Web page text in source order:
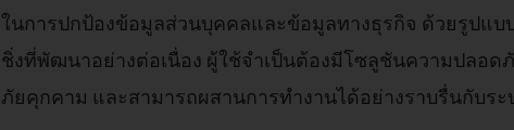
ในการปกป้องข้อมูลส่วนบุคคลและข้อมูลทางธุรกิจ ด้วยรูปแ
ชิ่งที่พัฒนาอย่างต่อเนื่อง ผู้ใช้จำเป็นต้องมีโซลูชันความปลอด
ภัยคุกคาม และสามารถผสานการทำงานได้อย่างราบรื่นกับร